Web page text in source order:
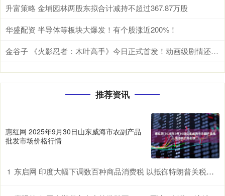
升富策略 金埔园林两股东拟合计减持不超过367.87万股
华盛配资 半导体等板块大爆发！有个股涨近200%！
金谷子 《火影忍者：木叶高手》今日正式首发！动画级剧情还原引爆热血DNA_资源_游戏_手游
推荐资讯
惠红网 2025年9月30日山东威海市农副产品
批发市场价格行情
1 东启网 印度大幅下调数百种商品消费税 以抵御特朗普关税冲击